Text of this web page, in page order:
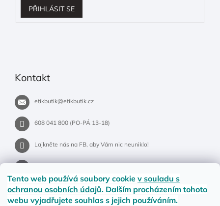
Tento web používá soubory cookie v souladu s
ochranou osobních údajů. Dalším procházením tohoto
webu vyjadřujete souhlas s jejich používáním.
PŘIHLÁSIT SE
Kontakt
etikbutik@etikbutik.cz
608 041 800 (PO-PÁ 13-18)
Lajkněte nás na FB, aby Vám nic neuniklo!